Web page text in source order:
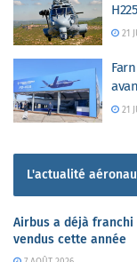
21
21
L'actualité
Airbus a déjà franchi
vendus cette année